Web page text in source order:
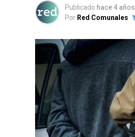
Publicado hace 4 años
Por Red Comunales